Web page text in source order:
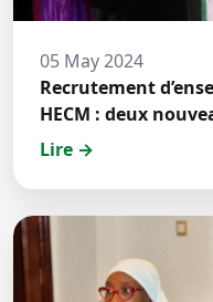
05 May 2024
Recrutement
HECM : deux nouveaux jeunes docteurs ont
prêté́ serment
Lire →